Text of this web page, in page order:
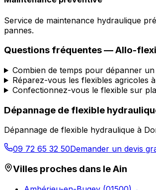
Service de maintenance hydraulique
pannes.
Questions fréquentes —Allo-
Combien de temps pour dépanner
Réparez-vous les flexibles agricoles
Confectionnez-vous le flexible sur
Dépannage de flexible
Dépannage de flexible hydraulique à
09 72 65 32 50Demander un devis
Villes proches dans leAin